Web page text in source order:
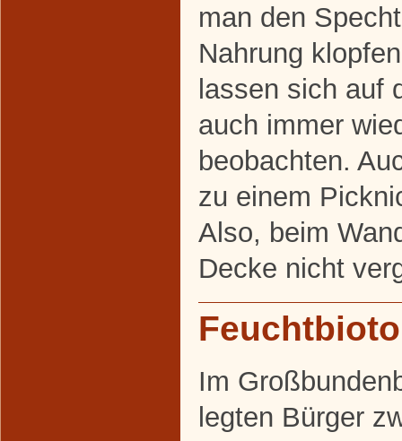
man den
Nahrung
lassen sich auf
auch immer
beobachten.
zu einem
Also, beim
Decke nicht
Im
legten Bürger